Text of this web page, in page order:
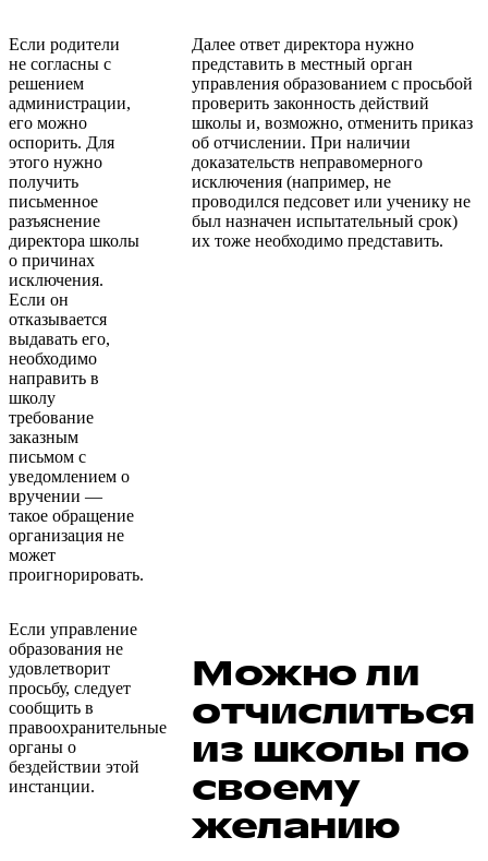
Если родители
не согласны с
решением
администрации,
его можно
оспорить. Для
этого нужно
получить
письменное
разъяснение
директора школы
о причинах
исключения.
Если он
отказывается
выдавать его,
необходимо
направить в
школу
требование
заказным
письмом с
уведомлением о
вручении —
такое обращение
организация не
может
проигнорировать.
Далее ответ директора нужно
представить в местный орган
управления образованием с просьбой
проверить законность действий
школы и, возможно, отменить приказ
об отчислении. При наличии
доказательств неправомерного
исключения (например, не
проводился педсовет или ученику не
был назначен испытательный срок)
их тоже необходимо представить.
Если управление
образования не
удовлетворит
просьбу, следует
сообщить в
правоохранительные
органы о
бездействии этой
инстанции.
Можно ли
отчислиться
из школы по
своему
желанию